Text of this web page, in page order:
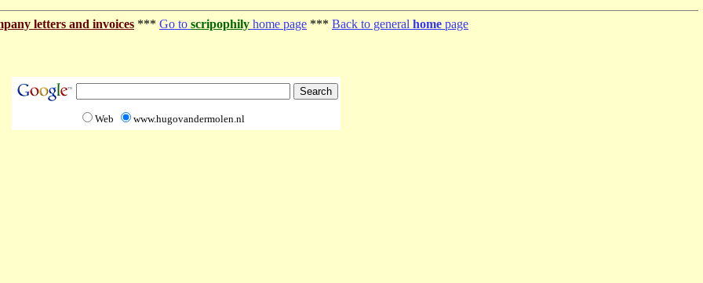
letters and invoices *** Go to scripophily home page *** Back to general home page
Web www.hugovandermolen.nl